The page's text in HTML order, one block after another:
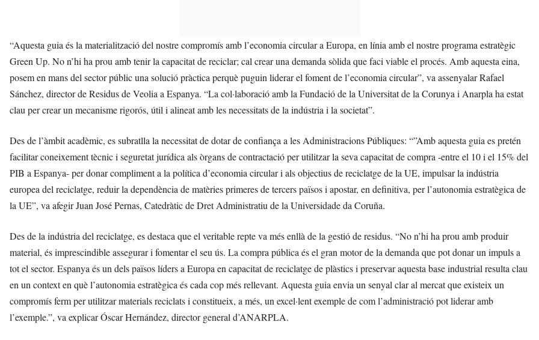
“Aquesta guia és la materialització del nostre compromís amb l’economia circular a Europa, en línia amb el nostre programa estratègic
Green Up. No n’hi ha prou amb tenir la capacitat de reciclar; cal crear una demanda sòlida que faci viable el procés. Amb aquesta eina,
posem en mans del sector públic una solució pràctica perquè puguin liderar el foment de l’economia circular”, va assenyalar Rafael
Sánchez, director de Residus de Veolia a Espanya. “La col·laboració amb la Fundació de la Universitat de la Corunya i Anarpla ha estat
clau per crear un mecanisme rigorós, útil i alineat amb les necessitats de la indústria i la societat”.
Des de l’àmbit acadèmic, es subratlla la necessitat de dotar de confiança a les Administracions Públiques: “”Amb aquesta guia es pretén
facilitar coneixement tècnic i seguretat jurídica als òrgans de contractació per utilitzar la seva capacitat de compra -entre el 10 i el 15% del
PIB a Espanya- per donar compliment a la política d’economia circular i als objectius de reciclatge de la UE, impulsar la indústria
europea del reciclatge, reduir la dependència de matèries primeres de tercers països i apostar, en definitiva, per l’autonomia estratègica de
la UE”, va afegir Juan José Pernas, Catedràtic de Dret Administratiu de la Universidade da Coruña.
Des de la indústria del reciclatge, es destaca que el veritable repte va més enllà de la gestió de residus. “No n’hi ha prou amb produir
material, és imprescindible assegurar i fomentar el seu ús. La compra pública és el gran motor de la demanda que pot donar un impuls a
tot el sector. Espanya és un dels països líders a Europa en capacitat de reciclatge de plàstics i preservar aquesta base industrial resulta clau
en un context en què l’autonomia estratègica és cada cop més rellevant. Aquesta guia envia un senyal clar al mercat que existeix un
compromís ferm per utilitzar materials reciclats i constitueix, a més, un excel·lent exemple de com l’administració pot liderar amb
l’exemple.”, va explicar Óscar Hernández, director general d’ANARPLA.